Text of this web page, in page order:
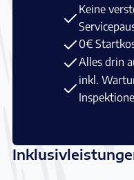
Keine
0€
Alles drin
inkl.